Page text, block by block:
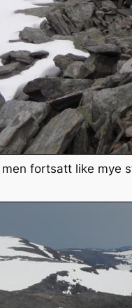
fortsatt like mye